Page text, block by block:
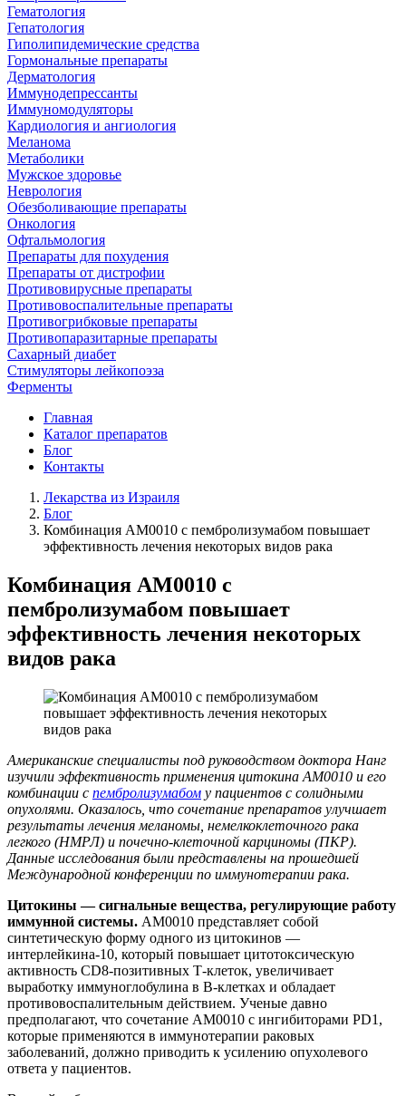
Гематология
Гепатология
Гиполипидемические средства
Гормональные препараты
Дерматология
Иммунодепрессанты
Иммуномодуляторы
Кардиология и ангиология
Меланома
Метаболики
Мужское здоровье
Неврология
Обезболивающие препараты
Онкология
Офтальмология
Препараты для похудения
Препараты от дистрофии
Противовирусные препараты
Противовоспалительные препараты
Противогрибковые препараты
Противопаразитарные препараты
Сахарный диабет
Стимуляторы лейкопоэза
Ферменты
Главная
Каталог препаратов
Блог
Контакты
Лекарства из Израиля
Блог
Комбинация AM0010 c пембролизумабом повышает
эффективность лечения некоторых видов рака
Комбинация AM0010 c
пембролизумабом повышает
эффективность лечения некоторых
видов рака
Американские специалисты под руководством доктора Нанг
изучили эффективность применения цитокина AM0010 и его
комбинации с пембролизумабом у пациентов с солидными
опухолями. Оказалось, что сочетание препаратов улучшает
результаты лечения меланомы, немелкоклеточного рака
легкого (НМРЛ) и почечно-клеточной карциномы (ПКР).
Данные исследования были представлены на прошедшей
Международной конференции по иммунотерапии рака.
Цитокины — сигнальные вещества, регулирующие работу
иммунной системы. AM0010 представляет собой
синтетическую форму одного из цитокинов —
интерлейкина-10, который повышает цитотоксическую
активность CD8-позитивных Т-клеток, увеличивает
выработку иммуноглобулина в В-клетках и обладает
противовоспалительным действием. Ученые давно
предполагают, что сочетание AM0010 с ингибиторами PD1,
которые применяются в иммунотерапии раковых
заболеваний, должно приводить к усилению опухолевого
ответа у пациентов.